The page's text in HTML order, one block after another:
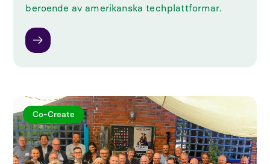
beroende av amerikanska techplattformar.
Co-Create